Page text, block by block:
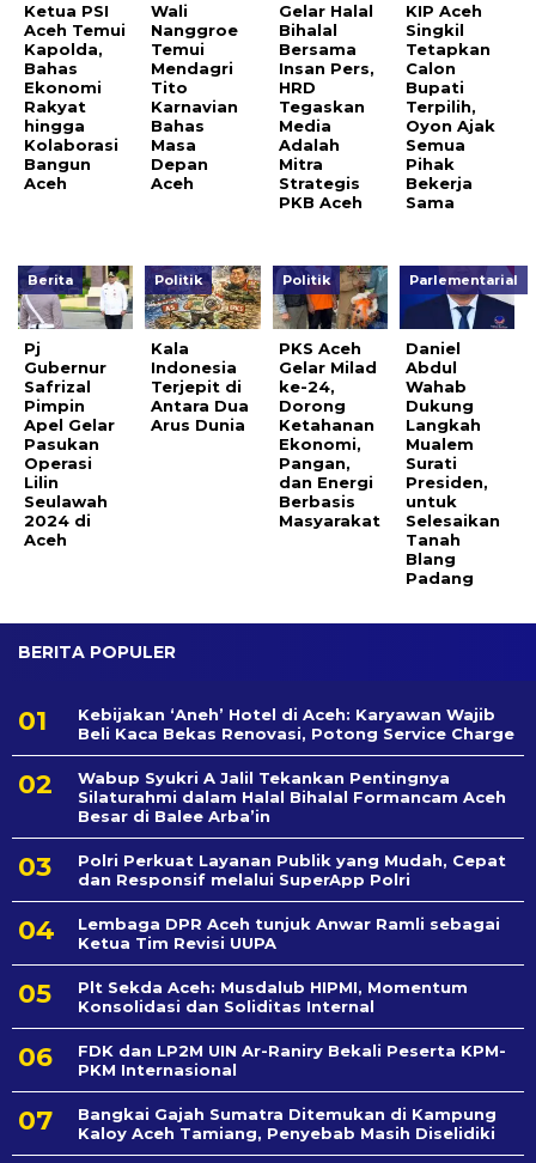
Ketua PSI
Aceh Temui
Kapolda,
Bahas
Ekonomi
Rakyat
hingga
Kolaborasi
Bangun
Aceh
Wali
Nanggroe
Temui
Mendagri
Tito
Karnavian
Bahas
Masa
Depan
Aceh
Gelar Halal
Bihalal
Bersama
Insan Pers,
HRD
Tegaskan
Media
Adalah
Mitra
Strategis
PKB Aceh
KIP Aceh
Singkil
Tetapkan
Calon
Bupati
Terpilih,
Oyon Ajak
Semua
Pihak
Bekerja
Sama
Berita
Pj
Gubernur
Safrizal
Pimpin
Apel Gelar
Pasukan
Operasi
Lilin
Seulawah
2024 di
Aceh
Politik
Kala
Indonesia
Terjepit di
Antara Dua
Arus Dunia
Politik
PKS Aceh
Gelar Milad
ke-24,
Dorong
Ketahanan
Ekonomi,
Pangan,
dan Energi
Berbasis
Masyarakat
Parlementarial
Daniel
Abdul
Wahab
Dukung
Langkah
Mualem
Surati
Presiden,
untuk
Selesaikan
Tanah
Blang
Padang
BERITA POPULER
Kebijakan ‘Aneh’ Hotel di Aceh: Karyawan Wajib
Beli Kaca Bekas Renovasi, Potong Service Charge
Wabup Syukri A Jalil Tekankan Pentingnya
Silaturahmi dalam Halal Bihalal Formancam Aceh
Besar di Balee Arba’in
Polri Perkuat Layanan Publik yang Mudah, Cepat
dan Responsif melalui SuperApp Polri
Lembaga DPR Aceh tunjuk Anwar Ramli sebagai
Ketua Tim Revisi UUPA
Plt Sekda Aceh: Musdalub HIPMI, Momentum
Konsolidasi dan Soliditas Internal
FDK dan LP2M UIN Ar-Raniry Bekali Peserta KPM-
PKM Internasional
Bangkai Gajah Sumatra Ditemukan di Kampung
Kaloy Aceh Tamiang, Penyebab Masih Diselidiki